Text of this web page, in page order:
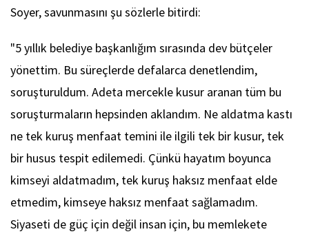
Soyer, savunmasını şu sözlerle bitirdi:
"5 yıllık belediye başkanlığım sırasında dev bütçeler
yönettim. Bu süreçlerde defalarca denetlendim,
soruşturuldum. Adeta mercekle kusur aranan tüm bu
soruşturmaların hepsinden aklandım. Ne aldatma kastı
ne tek kuruş menfaat temini ile ilgili tek bir kusur, tek
bir husus tespit edilemedi. Çünkü hayatım boyunca
kimseyi aldatmadım, tek kuruş haksız menfaat elde
etmedim, kimseye haksız menfaat sağlamadım.
Siyaseti de güç için değil insan için, bu memlekete